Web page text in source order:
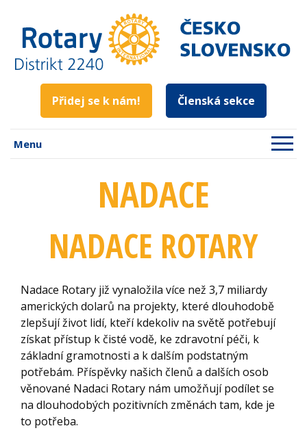
Přidej se k nám! Členská sekce
Menu
NADACE
NADACE ROTARY
Nadace Rotary již vynaložila více než 3,7 miliardy
amerických dolarů na projekty, které dlouhodobě
zlepšují život lidí, kteří kdekoliv na světě potřebují
získat přístup k čisté vodě, ke zdravotní péči, k
základní gramotnosti a k dalším podstatným
potřebám. Příspěvky našich členů a dalších osob
věnované Nadaci Rotary nám umožňují podílet se
na dlouhodobých pozitivních změnách tam, kde je
to potřeba.